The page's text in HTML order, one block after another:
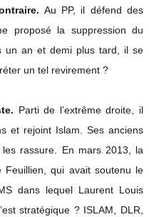
Au PP, il défend des
proposé la suppression du
un an et demi plus tard, il se
un tel revirement ?
Parti de l’extrême droite, il
et rejoint Islam. Ses anciens
rassure. En mars 2013, la
Feuillien, qui avait soutenu le
dans lequel Laurent Louis
stratégique ? ISLAM, DLR,